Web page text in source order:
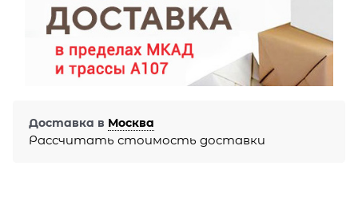
Доставка в Москва
Рассчитать стоимость доставки